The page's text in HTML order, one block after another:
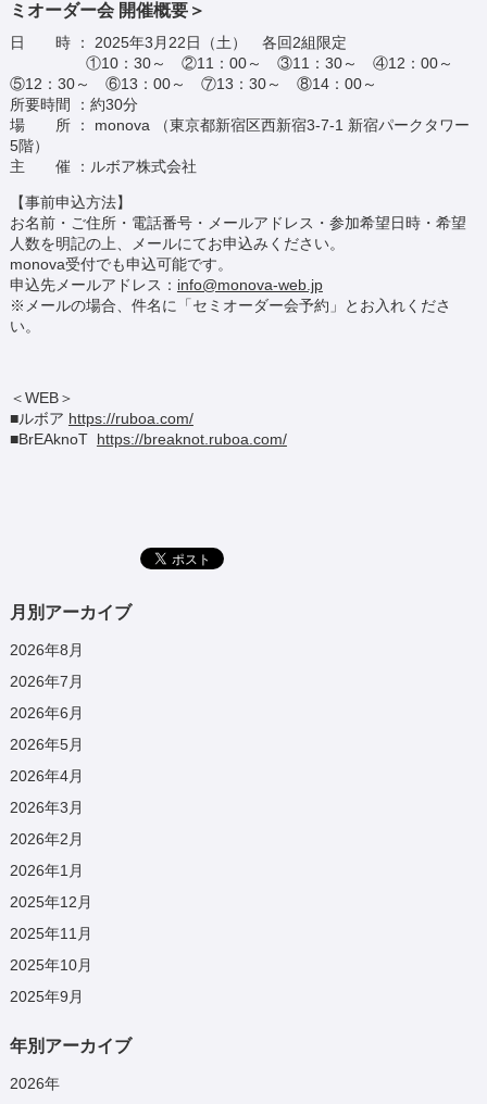
ミオーダー会 開催概要＞
日 時 ： 2025年3月22日（土） 各回2組限定
①10：30～ ②11：00～ ③11：30～ ④12：00～
⑤12：30～ ⑥13：00～ ⑦13：30～ ⑧14：00～
所要時間 ：約30分
場 所 ： monova （東京都新宿区西新宿3-7-1 新宿パークタワー
5階）
主 催 ：ルボア株式会社
【事前申込方法】
お名前・ご住所・電話番号・メールアドレス・参加希望日時・希望
人数を明記の上、メールにてお申込みください。
monova受付でも申込可能です。
申込先メールアドレス： info@monova-web.jp
※メールの場合、件名に「セミオーダー会予約」とお入れくださ
い。
＜WEB＞
■ルボア https://ruboa.com/
■BrEAknoT https://breaknot.ruboa.com/
月別アーカイブ
2026年8月
2026年7月
2026年6月
2026年5月
2026年4月
2026年3月
2026年2月
2026年1月
2025年12月
2025年11月
2025年10月
2025年9月
年別アーカイブ
2026年